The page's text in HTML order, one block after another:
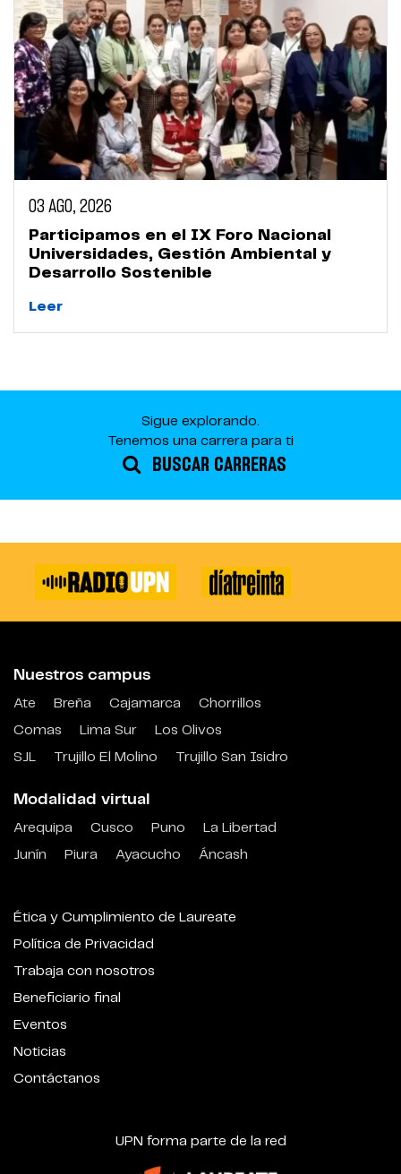
03 AGO, 2026
Participamos en el IX Foro Nacional
Universidades, Gestión Ambiental y
Desarrollo Sostenible
Leer
Sigue explorando.
Tenemos una carrera para ti
BUSCAR CARRERAS
Nuestros campus
Ate Breña Cajamarca
Chorrillos
Comas
Lima Sur
Los Olivos
SJL
Trujillo El Molino Trujillo San Isidro
Modalidad virtual
Arequipa Cusco Puno
La Libertad
Junín
Piura Ayacucho Áncash
Ética y Cumplimiento de Laureate
Política de Privacidad
Trabaja con nosotros
Beneficiario final
Eventos
Noticias
Contáctanos
UPN forma parte de la red